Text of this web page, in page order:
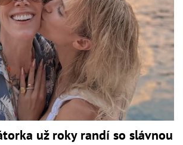
už roky randí so slávnou